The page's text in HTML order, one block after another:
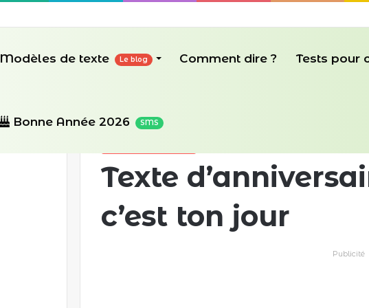
Modèles de texte Le blog Comment dire ? Tests pour
Bonne Année 2026 SMS
Accueil/Texte d'anniversaire
Texte
c’est ton jour
Publicité